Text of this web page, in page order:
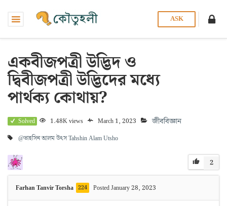
ASK
একবীজপত্রী উদ্ভিদ ও
দ্বিবীজপত্রী উদ্ভিদের মধ্যে
পার্থক্য কোথায়?
Solved 1.48K views March 1, 2023 জীববিজ্ঞান
@তাহসিন আলম উৎসTahshin Alam Utsho
Farhan Tanvir Torsha 224 Posted January 28, 2023
2